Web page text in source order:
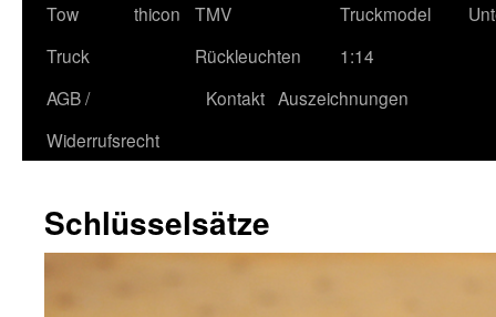
Tow
Truck
thicon
TMV
Rückleuchten
Truckmodel
1:14
AGB /
Widerrufsrecht
Kontakt Auszeichnungen
Schlüsselsätze